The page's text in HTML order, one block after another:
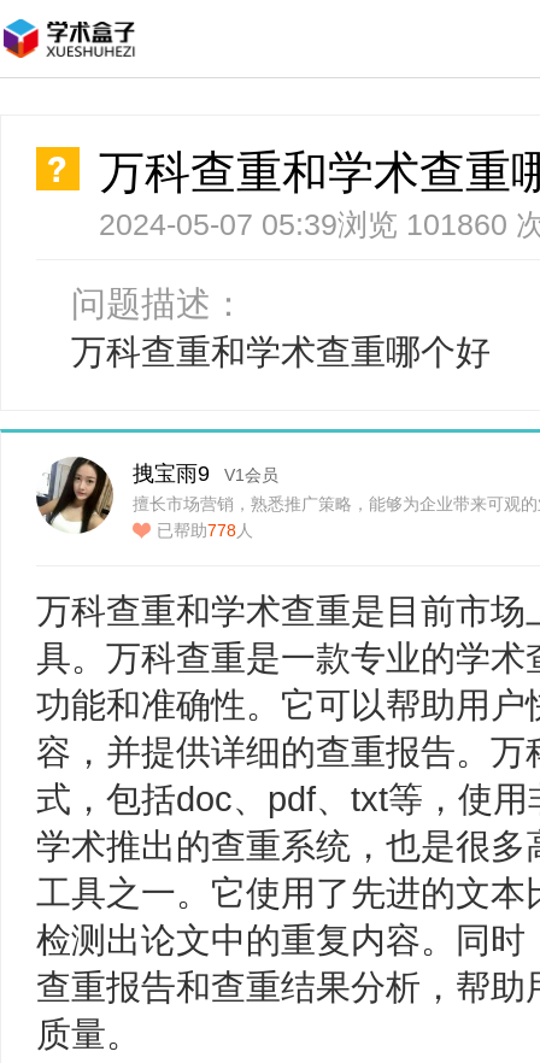
万科查重和学术查重
2024-05-07 05:39浏览 101860
问题描述：
万科查重和学术查重哪个好
拽宝雨9
V1会员
擅长市场营销，熟悉推广策略，能够为企业带来可观
已帮助778人
万科查重和学术查重是目前市
具。万科查重是一款专业的学
功能和准确性。它可以帮助用
容，并提供详细的查重报告。
式，包括doc、pdf、txt等，使
学术推出的查重系统，也是很
工具之一。它使用了先进的文
检测出论文中的重复内容。同
查重报告和查重结果分析，帮
质量。